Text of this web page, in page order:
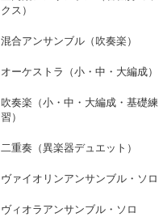
クス）
混合アンサンブル（吹奏楽）
オーケストラ（小・中・大編成）
吹奏楽（小・中・大編成・基礎練
習）
二重奏（異楽器デュエット）
ヴァイオリンアンサンブル・ソロ
ヴィオラアンサンブル・ソロ